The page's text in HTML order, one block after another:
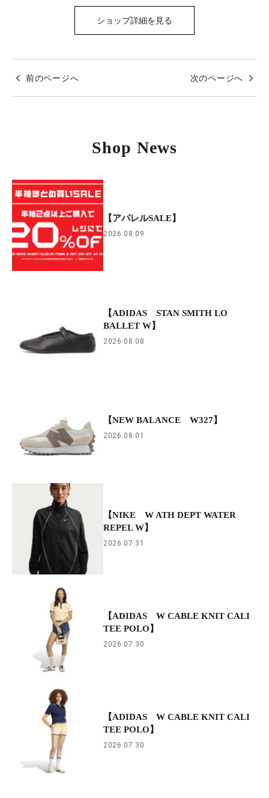
ショップ詳細を見る
前のページへ 次のページへ
Shop News
【アパレルSALE】
2026.08.09
【ADIDAS STAN SMITH LO
BALLET W】
2026.08.08
【NEW BALANCE W327】
2026.08.01
【NIKE W ATH DEPT WATER
REPEL W】
2026.07.31
【ADIDAS W CABLE KNIT CALI
TEE POLO】
2026.07.30
【ADIDAS W CABLE KNIT CALI
TEE POLO】
2026.07.30